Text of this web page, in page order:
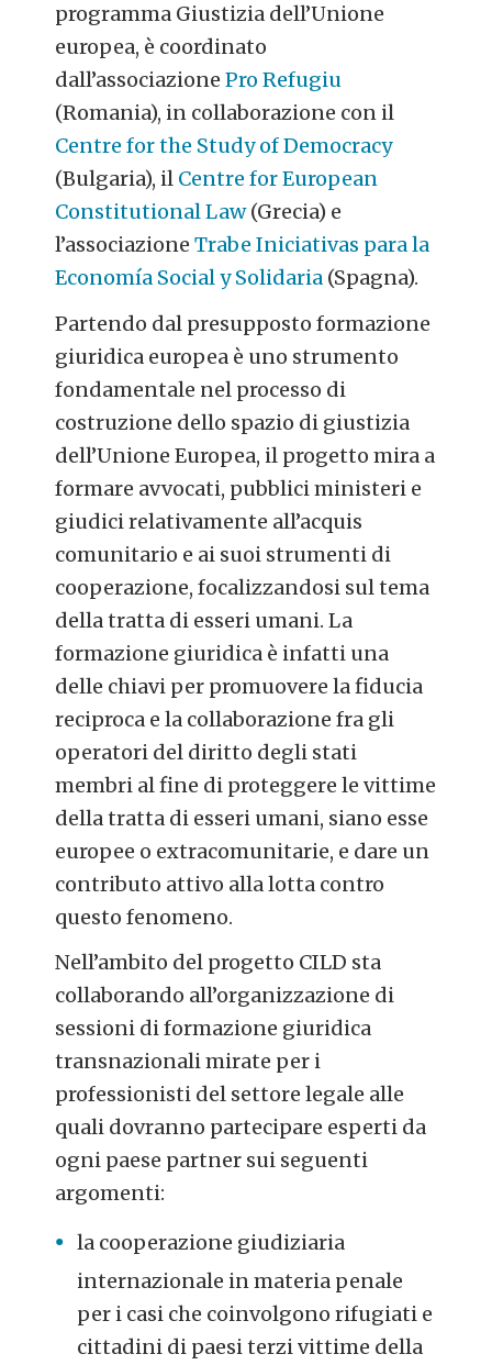
programma Giustizia dell’Unione
europea, è coordinato
dall’associazionePro Refugiu
(Romania), in collaborazione con il
Centre for the Study of Democracy
(Bulgaria), il Centre for European
Constitutional Law(Grecia) e
l’associazioneTrabe Iniciativas para la
Economía Social y Solidaria (Spagna).
Partendo dal presupposto formazione
giuridica europea è uno strumento
fondamentale nel processo di
costruzione dello spazio di giustizia
dell’Unione Europea, il progetto mira a
formare avvocati, pubblici ministeri e
giudici relativamente all’acquis
comunitario e ai suoi strumenti di
cooperazione, focalizzandosi sul tema
della tratta di esseri umani. La
formazione giuridica è infatti una
delle chiavi per promuovere la fiducia
reciproca e la collaborazione fra gli
operatori del diritto degli stati
membri al fine di proteggere le vittime
della tratta di esseri umani, siano esse
europee o extracomunitarie, e dare un
contributo attivo alla lotta contro
questo fenomeno.
Nell’ambito del progetto CILD sta
collaborando all’organizzazione di
sessioni di formazione giuridica
transnazionali mirate per i
professionisti del settore legale alle
quali dovranno partecipare esperti da
ogni paese partner sui seguenti
argomenti:
la cooperazione giudiziaria
internazionale in materia penale
per i casi che coinvolgono rifugiati e
cittadini di paesi terzi vittime della